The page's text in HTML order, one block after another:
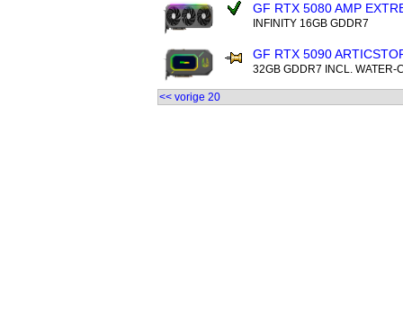
GF RTX 5080 AMP
INFINITY 16GB GDDR7
GF RTX 5090
32GB GDDR7 INCL. WATER-
<< vorige 20